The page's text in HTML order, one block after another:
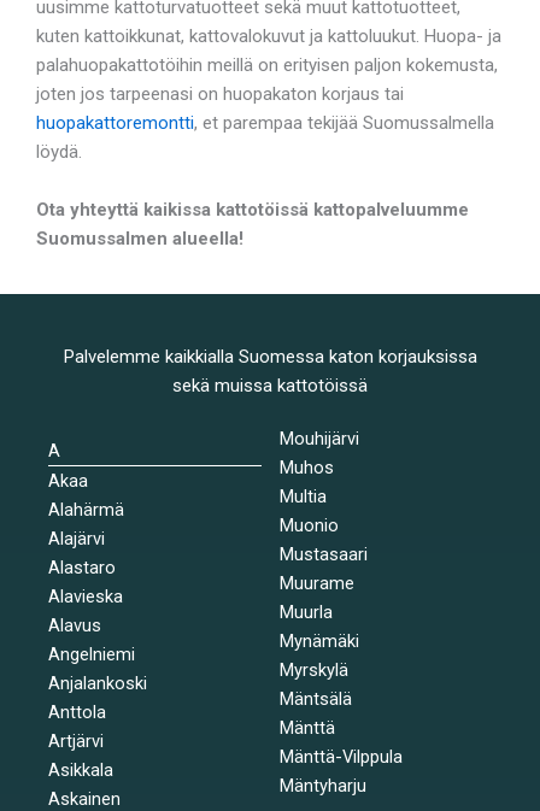
uusimme kattoturvatuotteet sekä muut kattotuotteet,
kuten kattoikkunat, kattovalokuvut ja kattoluukut. Huopa- ja
palahuopakattotöihin meillä on erityisen paljon kokemusta,
joten jos tarpeenasi on huopakaton korjaus tai
huopakattoremontti, et parempaa tekijää Suomussalmella
löydä.
Ota yhteyttä kaikissa kattotöissä kattopalveluumme
Suomussalmen alueella!
Palvelemme kaikkialla Suomessa katon korjauksissa
sekä muissa kattotöissä
A
Akaa
Alahärmä
Alajärvi
Alastaro
Alavieska
Alavus
Angelniemi
Anjalankoski
Anttola
Artjärvi
Asikkala
Askainen
Mouhijärvi
Muhos
Multia
Muonio
Mustasaari
Muurame
Muurla
Mynämäki
Myrskylä
Mäntsälä
Mänttä
Mänttä-Vilppula
Mäntyharju